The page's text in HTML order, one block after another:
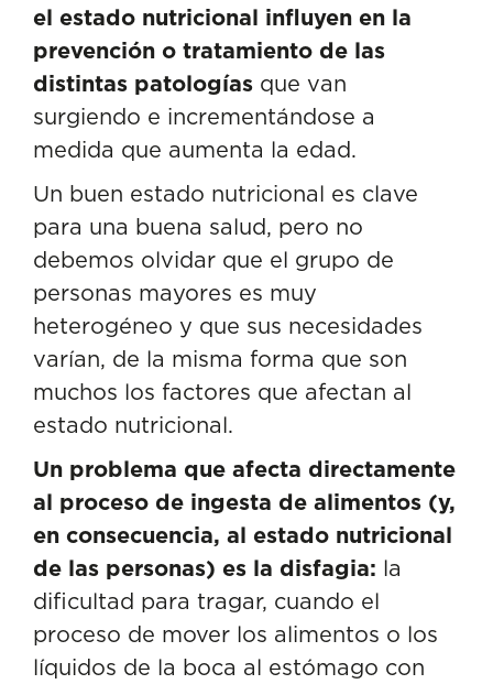
el estado nutricional influyen en la
prevención o tratamiento de las
distintas patologías que van
surgiendo e incrementándose a
medida que aumenta la edad.
Un buen estado nutricional es clave
para una buena salud, pero no
debemos olvidar que el grupo de
personas mayores es muy
heterogéneo y que sus necesidades
varían, de la misma forma que son
muchos los factores que afectan al
estado nutricional.
Un problema que afecta directamente
al proceso de ingesta de alimentos (y,
en consecuencia, al estado nutricional
de las personas) es la disfagia: la
dificultad para tragar, cuando el
proceso de mover los alimentos o los
líquidos de la boca al estómago con